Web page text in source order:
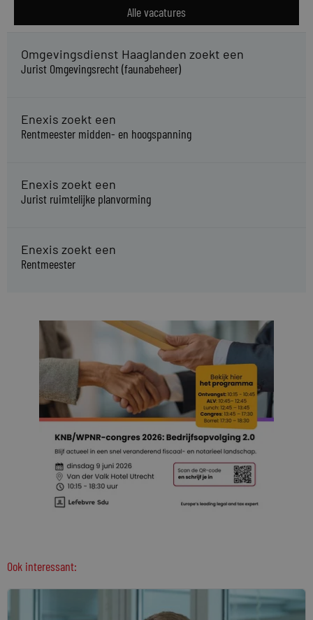
Alle vacatures
Omgevingsdienst Haaglanden zoekt een
Jurist Omgevingsrecht (faunabeheer)
Enexis zoekt een
Rentmeester midden- en hoogspanning
Enexis zoekt een
Jurist ruimtelijke planvorming
Enexis zoekt een
Rentmeester
Ook interessant: